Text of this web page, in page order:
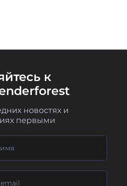
к
новостях и
первыми